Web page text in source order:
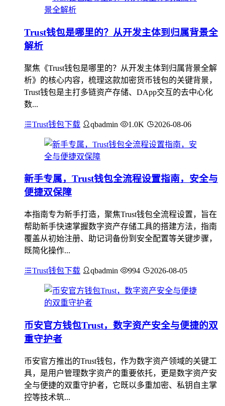
Trust钱包是哪里的？从开发主体到归属背景全
解析
聚焦《Trust钱包是哪里的？从开发主体到归属背景全解
析》的核心内容，梳理这款加密货币钱包的关键背景，
Trust钱包是主打多链资产存储、DApp交互的去中心化
数...
Trust钱包下载 qbadmin 1.0K 2026-08-06
新手专属，Trust钱包全流程设置指南，安全与
便捷双保障
本指南专为新手打造，聚焦Trust钱包全流程设置，旨在
帮助新手快速掌握数字资产存储工具的搭建方法，指南
覆盖从初始注册、助记词备份到安全配置等关键步骤，
既简化操作...
Trust钱包下载 qbadmin 994 2026-08-05
币安官方钱包Trust，数字资产安全与便捷的双
重守护者
币安官方推出的Trust钱包，作为数字资产领域的关键工
具，是用户管理数字资产的重要依托，更是数字资产安
全与便捷的双重守护者，它既以多重加密、私钥自主掌
控等技术筑...